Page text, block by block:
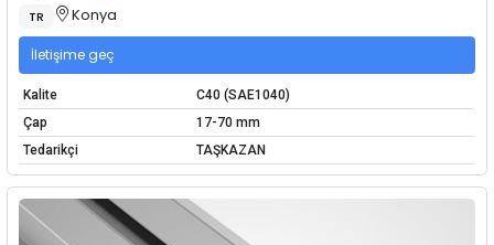
TR Konya
İletişime geç
Kalite
C40 (SAE1040)
Çap
17-70 mm
Tedarikçi
TAŞKAZAN